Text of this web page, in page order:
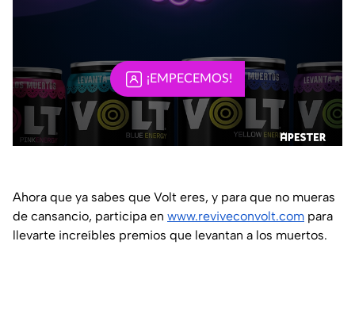
Ahora que ya sabes que Volt eres, y para que no mueras
de cansancio, participa en www.reviveconvolt.com para
llevarte increíbles premios que levantan a los muertos.